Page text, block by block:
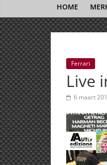
Gazetta
Italiana
|
Italiaans
autonieuws
&
lifestyle
HOME
Ferrari
Live
6 maart